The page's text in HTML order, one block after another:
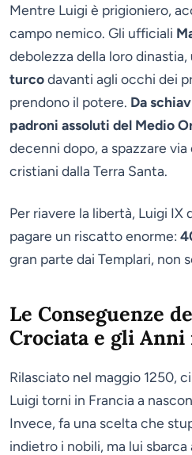
Mentre Luigi è prigioniero,
campo nemico. Gli ufficiali
debolezza della loro dinastia,
turcodavanti agli occhi dei
prendono il potere. Da
padroni assoluti del Medio
decenni dopo, a spazzare
cristiani dalla Terra Santa.
Per riavere la libertà, Luigi
pagare un riscatto enorme:
gran parte dai Templari, non
Le Conseguenze
Crociata e gli
Rilasciato nel maggio 1250,
Luigi torni in Francia a
Invece, fa una scelta che
indietro i nobili, ma lui sbarca